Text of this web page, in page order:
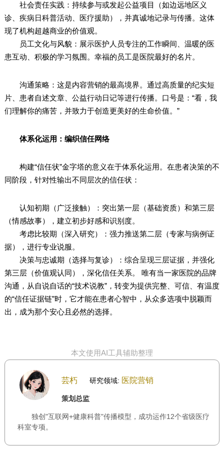
社会责任实践：持续参与或发起公益项目（如边远地区义
诊、疾病日科普活动、医疗援助），并真诚地记录与传播。这体
现了机构超越商业的价值观。
员工文化与风貌：展示医护人员专注的工作瞬间、温暖的医
患互动、积极的学习氛围。幸福的员工是医院最好的名片。
沟通策略：这是内容营销的最高境界。通过高质量的纪实短
片、患者自述文章、公益行动日记等进行传播。口号是：“看，我
们理解你的痛苦，并致力于创造更美好的生命价值。”
体系化运用：编织信任网络
构建“信任状”金字塔的意义在于体系化运用。在患者决策的不
同阶段，针对性输出不同层次的信任状：
认知初期（广泛接触）：突出第一层（基础资质）和第三层
（情感故事），建立初步好感和识别度。
考虑比较期（深入研究）：强力推送第二层（专家与病例证
据），进行专业说服。
决策与忠诚期（选择与复诊）：综合呈现三层证据，并强化
第三层（价值观认同），深化信任关系。 唯有当一家医院的品牌
沟通，从自说自话的“技术说教”，转变为提供完整、可信、有温度
的“信任证据链”时，它才能在患者心智中，从众多选项中脱颖而
出，成为那个安心且必然的选择。
本文使用AI工具辅助整理
芸朽 研究领域: 医院营销
策划总监
独创"互联网+健康科普"传播模型，成功运作12个省级医疗
科室专项。